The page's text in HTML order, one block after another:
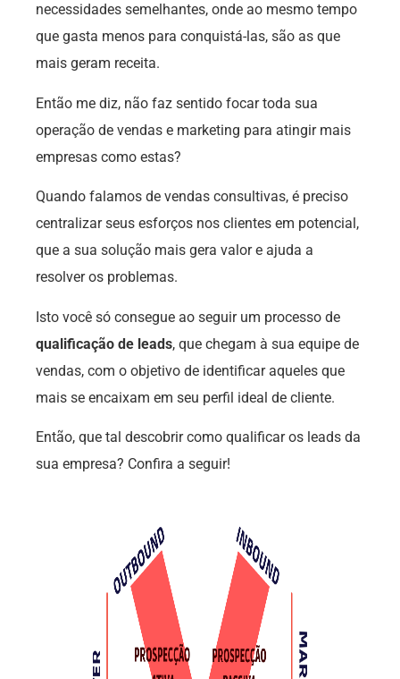
necessidades semelhantes, onde ao mesmo tempo
que gasta menos para conquistá-las, são as que
mais geram receita.
Então me diz, não faz sentido focar toda sua
operação de vendas e marketing para atingir mais
empresas como estas?
Quando falamos de vendas consultivas, é preciso
centralizar seus esforços nos clientes em potencial,
que a sua solução mais gera valor e ajuda a
resolver os problemas.
Isto você só consegue ao seguir um processo de
qualificação de leads, que chegam à sua equipe de
vendas, com o objetivo de identificar aqueles que
mais se encaixam em seu perfil ideal de cliente.
Então, que tal descobrir como qualificar os leads da
sua empresa? Confira a seguir!